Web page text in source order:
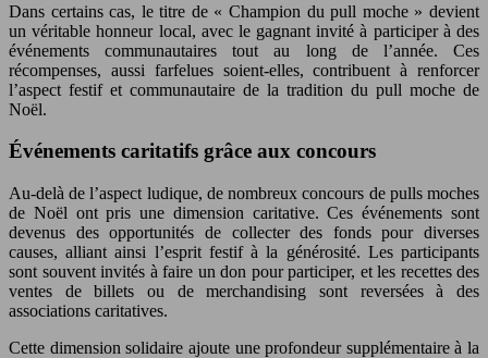
Dans certains cas, le titre de « Champion du pull moche » devient
un véritable honneur local, avec le gagnant invité à participer à des
événements communautaires tout au long de l’année. Ces
récompenses, aussi farfelues soient-elles, contribuent à renforcer
l’aspect festif et communautaire de la tradition du pull moche de
Noël.
Événements caritatifs grâce aux concours
Au-delà de l’aspect ludique, de nombreux concours de pulls moches
de Noël ont pris une dimension caritative. Ces événements sont
devenus des opportunités de collecter des fonds pour diverses
causes, alliant ainsi l’esprit festif à la générosité. Les participants
sont souvent invités à faire un don pour participer, et les recettes des
ventes de billets ou de merchandising sont reversées à des
associations caritatives.
Cette dimension solidaire ajoute une profondeur supplémentaire à la